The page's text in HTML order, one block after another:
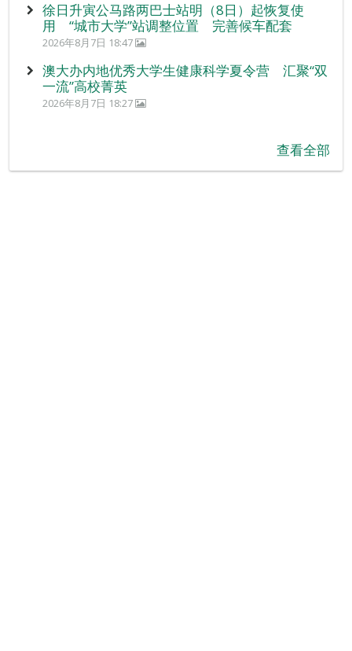
徐日升寅公马路两巴士站明（8日）起恢复使
用 “城市大学”站调整位置 完善候车配套
2026年8月7日 18:47
澳大办内地优秀大学生健康科学夏令营 汇聚“双
一流”高校菁英
2026年8月7日 18:27
查看全部